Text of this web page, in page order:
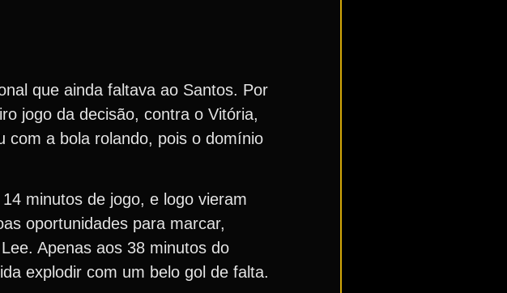
que ainda faltava ao Santos. Por
jogo da decisão, contra o Vitória,
com a bola rolando, pois o domínio
minutos de jogo, e logo vieram
oportunidades para marcar,
Apenas aos 38 minutos do
explodir com um belo gol de falta.